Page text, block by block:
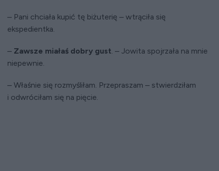
– Pani chciała kupić tę biżuterię – wtrąciła się
ekspedientka.
– Zawsze miałaś dobry gust. – Jowita spojrzała na mnie
niepewnie.
– Właśnie się rozmyśliłam. Przepraszam – stwierdziłam
i odwróciłam się na pięcie.